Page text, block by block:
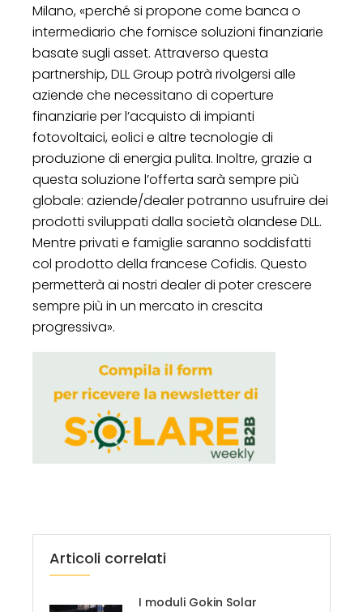
Milano, «perché si propone come banca o
intermediario che fornisce soluzioni finanziarie
basate sugli asset. Attraverso questa
partnership, DLL Group potrà rivolgersi alle
aziende che necessitano di coperture
finanziarie per l’acquisto di impianti
fotovoltaici, eolici e altre tecnologie di
produzione di energia pulita. Inoltre, grazie a
questa soluzione l’offerta sarà sempre più
globale: aziende/dealer potranno usufruire dei
prodotti sviluppati dalla società olandese DLL.
Mentre privati e famiglie saranno soddisfatti
col prodotto della francese Cofidis. Questo
permetterà ai nostri dealer di poter crescere
sempre più in un mercato in crescita
progressiva».
Articoli correlati
I moduli Gokin Solar